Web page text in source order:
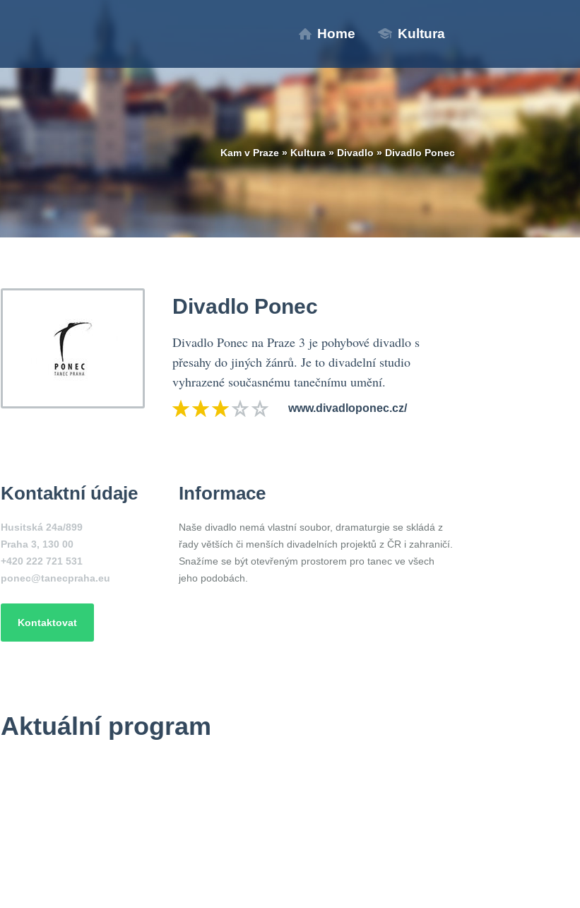
Home Kultura
Kam v Praze » Kultura» Divadlo»Divadlo Ponec
Divadlo Ponec
Divadlo Ponec na Praze 3 je pohybové divadlo s
přesahy do jiných žánrů. Je to divadelní studio
vyhrazené současnému tanečnímu umění.
www.divadloponec.cz/
Kontaktní údaje
Husitská 24a/899
Praha 3, 130 00
+420 222 721 531
ponec@tanecpraha.eu
Kontaktovat
Informace
Naše divadlo nemá vlastní soubor, dramaturgie se skládá z
řady větších či menších divadelních projektů z ČR i zahraničí.
Snažíme se být otevřeným prostorem pro tanec ve všech
jeho podobách.
Aktuální program